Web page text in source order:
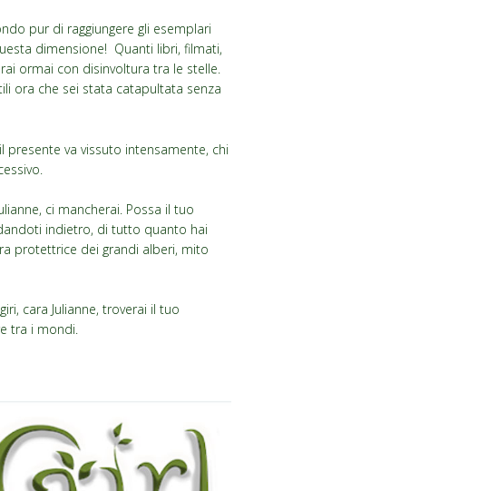
pur di raggiungere gli esemplari
dimensione! Quanti libri, filmati,
ormai con disinvoltura tra le stelle.
ora che sei stata catapultata senza
presente va vissuto intensamente, chi
ci mancherai. Possa il tuo
indietro, di tutto quanto hai
protettrice dei grandi alberi, mito
cara Julianne, troverai il tuo
tra i mondi.